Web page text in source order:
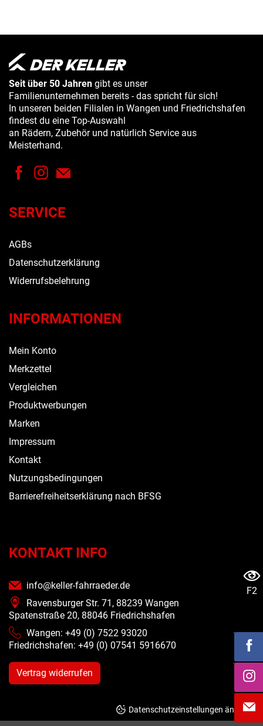
Seit über 50 Jahren gibt es unser
Familienunternehmen bereits - das spricht für sich!
In unseren beiden Filialen in Wangen und Friedrichshafen
findest du eine Top-Auswahl
an Rädern, Zubehör und natürlich Service aus
Meisterhand.
SERVICE
AGBs
Datenschutzerklärung
Widerrufsbelehrung
INFORMATIONEN
Mein Konto
Merkzettel
Vergleichen
Produktwerbungen
Marken
Impressum
Kontakt
Nutzungsbedingungen
Barrierefreiheitserklärung nach BFSG
KONTAKT INFO
info@keller-fahrraeder.de
Ravensburger Str. 71, 88239 Wangen
Spatenstraße 20, 88046 Friedrichshafen
Wangen: +49 (0) 7522 93020
Friedrichshafen: +49 (0) 07541 5916670
Vertrag widerrufen
Datenschutzeinstellungen ändern
F2